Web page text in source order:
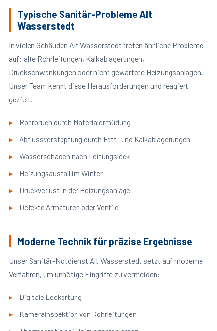
Typische Sanitär-Probleme Alt
Wasserstedt
In vielen Gebäuden Alt Wasserstedt treten ähnliche Probleme
auf: alte Rohrleitungen, Kalkablagerungen,
Druckschwankungen oder nicht gewartete Heizungsanlagen.
Unser Team kennt diese Herausforderungen und reagiert
gezielt.
Rohrbruch durch Materialermüdung
Abflussverstopfung durch Fett- und Kalkablagerungen
Wasserschaden nach Leitungsleck
Heizungsausfall im Winter
Druckverlust in der Heizungsanlage
Defekte Armaturen oder Ventile
Moderne Technik für präzise Ergebnisse
Unser Sanitär-Notdienst Alt Wasserstedt setzt auf moderne
Verfahren, um unnötige Eingriffe zu vermeiden:
Digitale Leckortung
Kamerainspektion von Rohrleitungen